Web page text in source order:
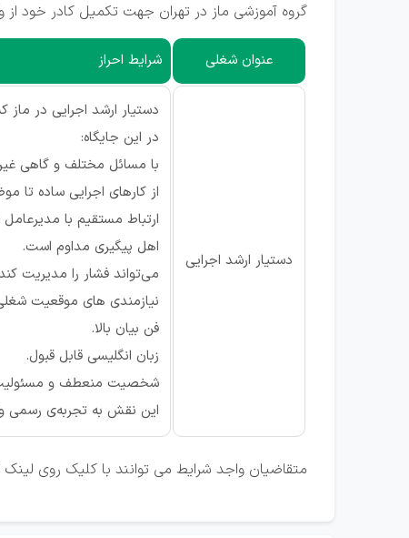
گروه آموزشی ماز در تهران جهت تکمیل کادر خود
عنوان شغلی شرایط احراز
دستیار ارشد اجرایی
دستیار ارشد اجرایی در
در این جایگاه:
با مسائل مختلف و گاهی
از کارهای اجرایی ساده تا
ارتباط مستقیم با
اهل پیگیری مداوم است.
می‌تواند فشار را مدیریت
نیازمندی های موقعیت
فن بیان بالا.
زبان انگلیسی قابل قبول.
شخصیت منعطف و
این نقش به تجربه‌ی رسمی
متقاضیان واجد شرایط می توانند با کلیک روی